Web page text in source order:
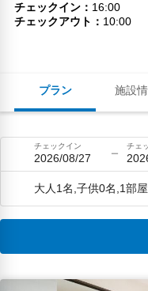
プラン 施設
チェックイン
16:00
チェックアウト
10:00
チェックイン
2026/08/27
チェ
大人1名,子供0名,1部屋